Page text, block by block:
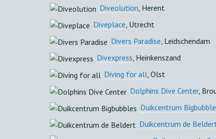
Diveolution, Herent
Diveplace, Utrecht
Divers Paradise, Leidschendam
Divexpress, Heinkenszand
Diving for all, Olst
Dolphins Dive Center,
Duikcentrum
Duikcentrum de